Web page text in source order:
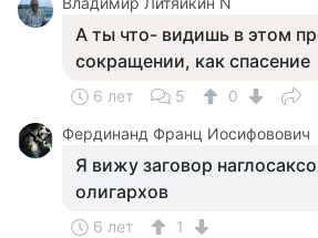
А ты что- видишь в этом
сокращении, как спасение
6 лет 5
0
Фердинанд Франц Иосифовович
Я вижу заговор
олигархов
6 лет
1